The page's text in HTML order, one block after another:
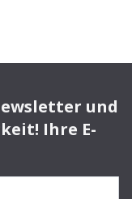
und
Ihre E-